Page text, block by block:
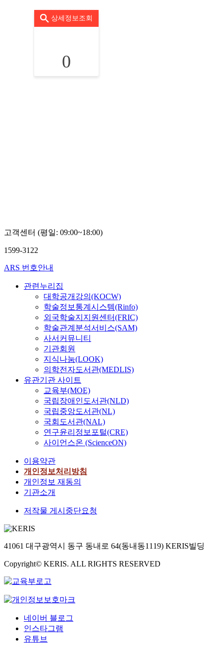
상세정보조회
0
고객센터 (평일: 09:00~18:00)
1599-3122
ARS 번호안내
관련누리집
대학공개강의(KOCW)
학술정보통계시스템(Rinfo)
외국학술지지원센터(FRIC)
학술관계분석서비스(SAM)
사서커뮤니티
기관회원
지식나눔(LOOK)
의학전자도서관(MEDLIS)
유관기관 사이트
교육부(MOE)
국립장애인도서관(NLD)
국립중앙도서관(NL)
국회도서관(NAL)
연구윤리정보포털(CRE)
사이언스온 (ScienceON)
이용약관
개인정보처리방침
개인정보 재동의
기관소개
저작물 게시중단요청
41061 대구광역시 동구 동내로 64(동내동1119) KERIS빌딩
Copyright© KERIS. ALL RIGHTS RESERVED
네이버 블로그
인스타그램
유튜브